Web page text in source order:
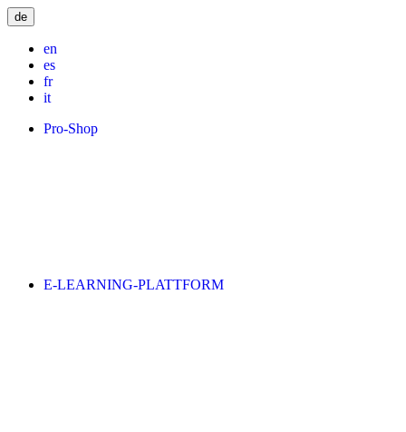
de
en
es
fr
it
Pro-Shop
E-LEARNING-PLATTFORM